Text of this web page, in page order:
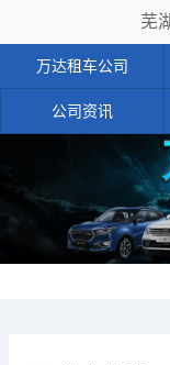
芜
万达租车公司
公司资讯